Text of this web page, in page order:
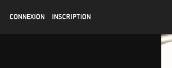
CONNEXION INSCRIPTION